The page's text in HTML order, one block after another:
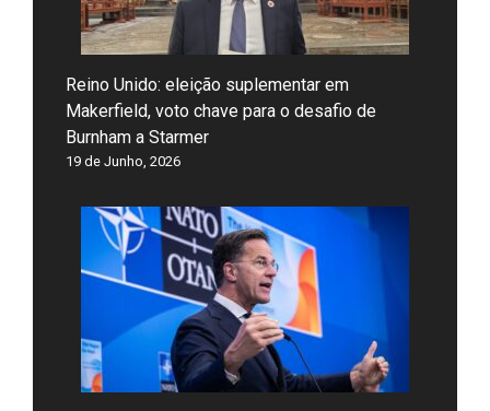
Reino Unido: eleição suplementar em
Makerfield, voto chave para o desafio de
Burnham a Starmer
19 de Junho, 2026